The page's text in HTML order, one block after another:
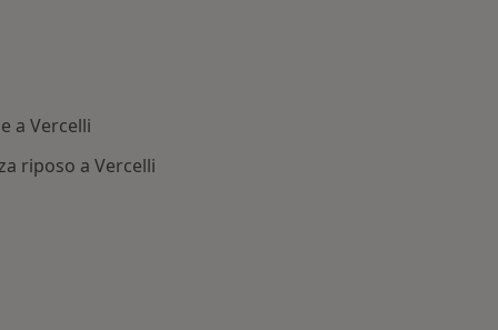
a Vercelli
riposo a Vercelli